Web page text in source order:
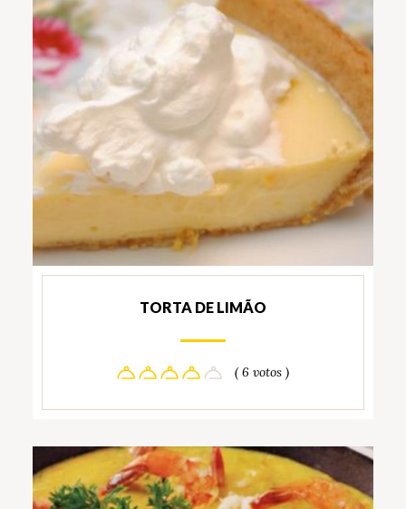
TORTA DE LIMÃO
( 6 votos )